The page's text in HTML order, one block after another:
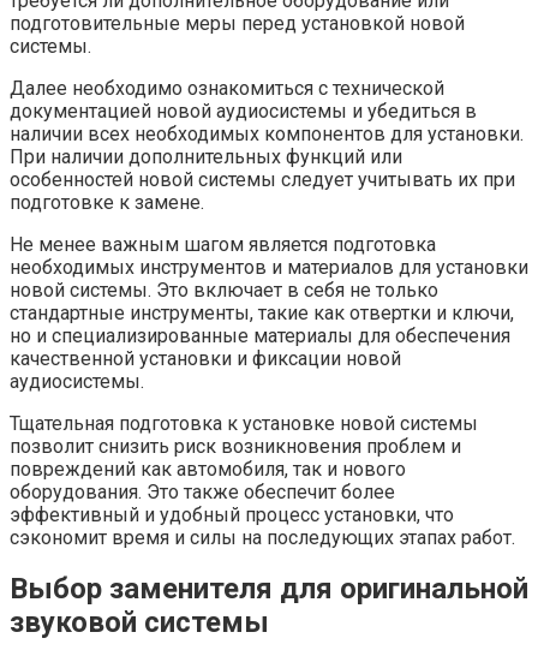
подготовительные меры перед установкой новой
системы.
Далее необходимо ознакомиться с технической
документацией новой аудиосистемы и убедиться в
наличии всех необходимых компонентов для установки.
При наличии дополнительных функций или
особенностей новой системы следует учитывать их при
подготовке к замене.
Не менее важным шагом является подготовка
необходимых инструментов и материалов для установки
новой системы. Это включает в себя не только
стандартные инструменты, такие как отвертки и ключи,
но и специализированные материалы для обеспечения
качественной установки и фиксации новой
аудиосистемы.
Тщательная подготовка к установке новой системы
позволит снизить риск возникновения проблем и
повреждений как автомобиля, так и нового
оборудования. Это также обеспечит более
эффективный и удобный процесс установки, что
сэкономит время и силы на последующих этапах работ.
Выбор заменителя для оригинальной
звуковой системы